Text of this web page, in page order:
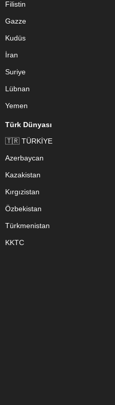
Filistin
Gazze
Kudüs
İran
Suriye
Lübnan
Yemen
Türk Dünyası
🇹🇷 TÜRKİYE
Azerbaycan
Kazakistan
Kırgızistan
Özbekistan
Türkmenistan
KKTC